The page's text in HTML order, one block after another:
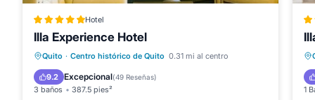
Hotel
Illa Experience Hotel
Quito · Centro histórico de Quito 0.31 mi al centro
9.2 Excepcional(49 Reseñas)
3 baños 387.5 pies²
Bañera de hidromasaje
Desayuno
Spa
Balcón/Terraza
1